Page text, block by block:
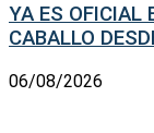
YA ES OFICIAL
CABALLO
06/08/2026